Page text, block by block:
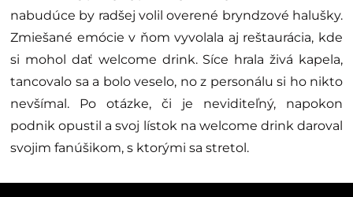
nabudúce by radšej volil overené bryndzové halušky.
Zmiešané emócie v ňom vyvolala aj reštaurácia, kde
si mohol dať welcome drink. Síce hrala živá kapela,
tancovalo sa a bolo veselo, no z personálu si ho nikto
nevšímal. Po otázke, či je neviditeľný, napokon
podnik opustil a svoj lístok na welcome drink daroval
svojim fanúšikom, s ktorými sa stretol.